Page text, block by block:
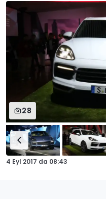
28
4 Eyl 2017 da 08:43